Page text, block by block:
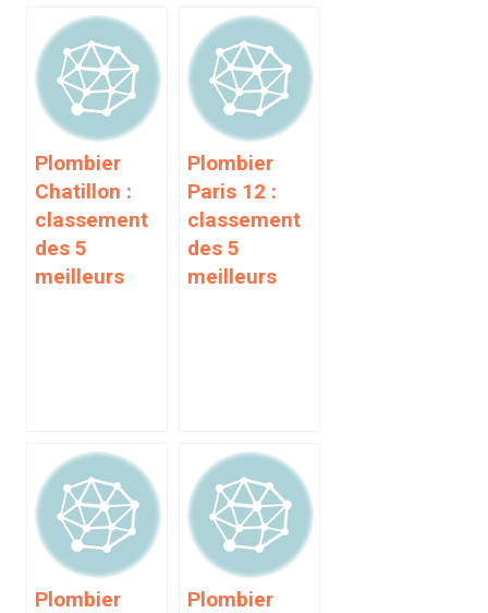
Plombier
Chatillon :
classement
des 5
meilleurs
Plombier
Paris 12 :
classement
des 5
meilleurs
Plombier
Plombier